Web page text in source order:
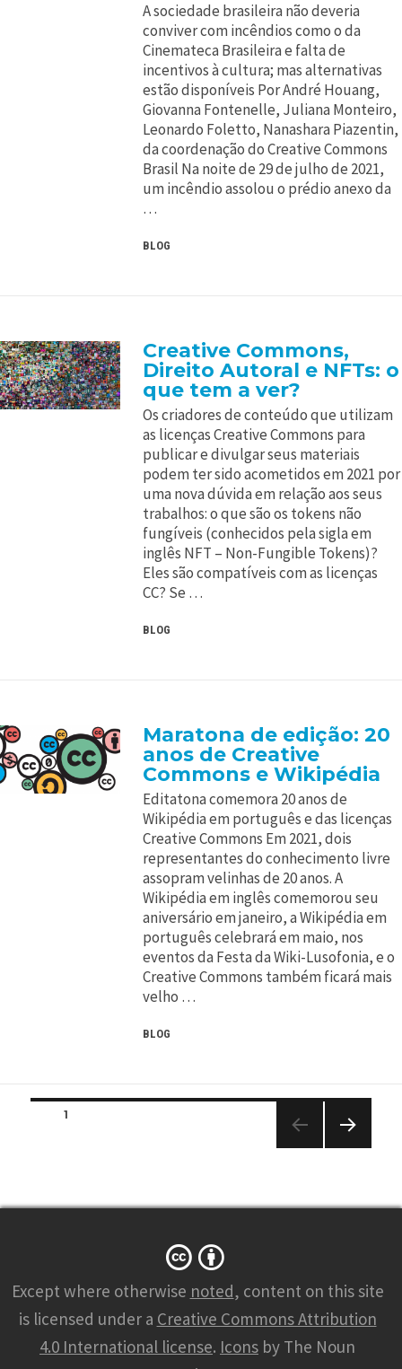
A sociedade brasileira não deveria
conviver com incêndios como o da
Cinemateca Brasileira e falta de
incentivos à cultura; mas alternativas
estão disponíveis Por André Houang,
Giovanna Fontenelle, Juliana Monteiro,
Leonardo Foletto, Nanashara Piazentin,
da coordenação do Creative Commons
Brasil Na noite de 29 de julho de 2021,
um incêndio assolou o prédio anexo da
…
BLOG
Creative Commons,
Direito Autoral e NFTs: o
que tem a ver?
Os criadores de conteúdo que utilizam
as licenças Creative Commons para
publicar e divulgar seus materiais
podem ter sido acometidos em 2021 por
uma nova dúvida em relação aos seus
trabalhos: o que são os tokens não
fungíveis (conhecidos pela sigla em
inglês NFT – Non-Fungible Tokens)?
Eles são compatíveis com as licenças
CC? Se …
BLOG
Maratona de edição: 20
anos de Creative
Commons e Wikipédia
Editatona comemora 20 anos de
Wikipédia em português e das licenças
Creative Commons Em 2021, dois
representantes do conhecimento livre
assopram velinhas de 20 anos. A
Wikipédia em inglês comemorou seu
aniversário em janeiro, a Wikipédia em
português celebrará em maio, nos
eventos da Festa da Wiki-Lusofonia, e o
Creative Commons também ficará mais
velho …
BLOG
Posts
PAGE1
Except where otherwise noted, content on this site
is licensed under a Creative Commons Attribution
4.0 International license. Icons by The Noun